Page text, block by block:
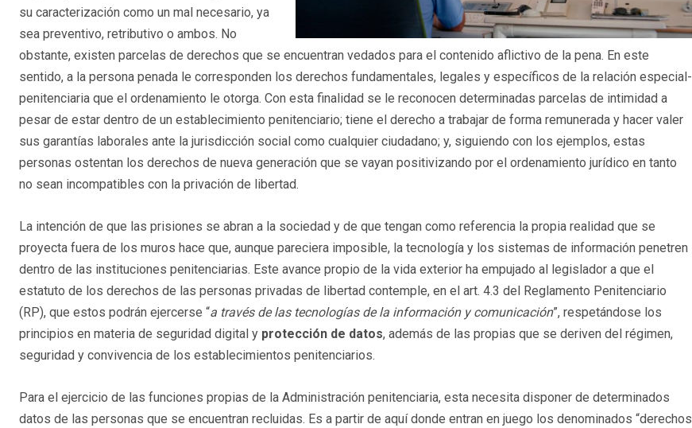
su caracterización como un mal necesario, ya
sea preventivo, retributivo o ambos. No
obstante, existen parcelas de derechos que se encuentran vedados para el contenido aflictivo de la pena. En este
sentido, a la persona penada le corresponden los derechos fundamentales, legales y específicos de la relación especial-
penitenciaria que el ordenamiento le otorga. Con esta finalidad se le reconocen determinadas parcelas de intimidad a
pesar de estar dentro de un establecimiento penitenciario; tiene el derecho a trabajar de forma remunerada y hacer valer
sus garantías laborales ante la jurisdicción social como cualquier ciudadano; y, siguiendo con los ejemplos, estas
personas ostentan los derechos de nueva generación que se vayan positivizando por el ordenamiento jurídico en tanto
no sean incompatibles con la privación de libertad.
La intención de que las prisiones se abran a la sociedad y de que tengan como referencia la propia realidad que se
proyecta fuera de los muros hace que, aunque pareciera imposible, la tecnología y los sistemas de información penetren
dentro de las instituciones penitenciarias. Este avance propio de la vida exterior ha empujado al legislador a que el
estatuto de los derechos de las personas privadas de libertad contemple, en el art. 4.3 del Reglamento Penitenciario
(RP), que estos podrán ejercerse “a través de las tecnologías de la información y comunicación”, respetándose los
principios en materia de seguridad digital y protección de datos, además de las propias que se deriven del régimen,
seguridad y convivencia de los establecimientos penitenciarios.
Para el ejercicio de las funciones propias de la Administración penitenciaria, esta necesita disponer de determinados
datos de las personas que se encuentran recluidas. Es a partir de aquí donde entran en juego los denominados “derechos